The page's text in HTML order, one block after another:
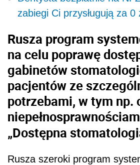
zabiegi Ci przysługują za 0
Rusza program
na celu poprawę
gabinetów
pacjentów ze
potrzebami, w tym np.
„Dostępna
Rusza szeroki program